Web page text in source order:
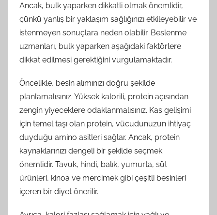
Ancak, bulk yaparken dikkatli olmak önemlidir,
çünkü yanlış bir yaklaşım sağlığınızı etkileyebilir ve
istenmeyen sonuçlara neden olabilir. Beslenme
uzmanları, bulk yaparken aşağıdaki faktörlere
dikkat edilmesi gerektiğini vurgulamaktadır.
Öncelikle, besin alımınızı doğru şekilde
planlamalısınız. Yüksek kalorili, protein açısından
zengin yiyeceklere odaklanmalısınız. Kas gelişimi
için temel taşı olan protein, vücudunuzun ihtiyaç
duyduğu amino asitleri sağlar. Ancak, protein
kaynaklarınızı dengeli bir şekilde seçmek
önemlidir. Tavuk, hindi, balık, yumurta, süt
ürünleri, kinoa ve mercimek gibi çeşitli besinleri
içeren bir diyet önerilir.